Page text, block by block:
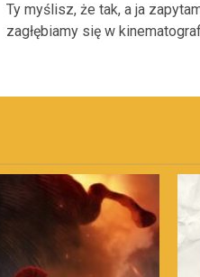
Ty myślisz, że tak, a ja
zagłębiamy się w